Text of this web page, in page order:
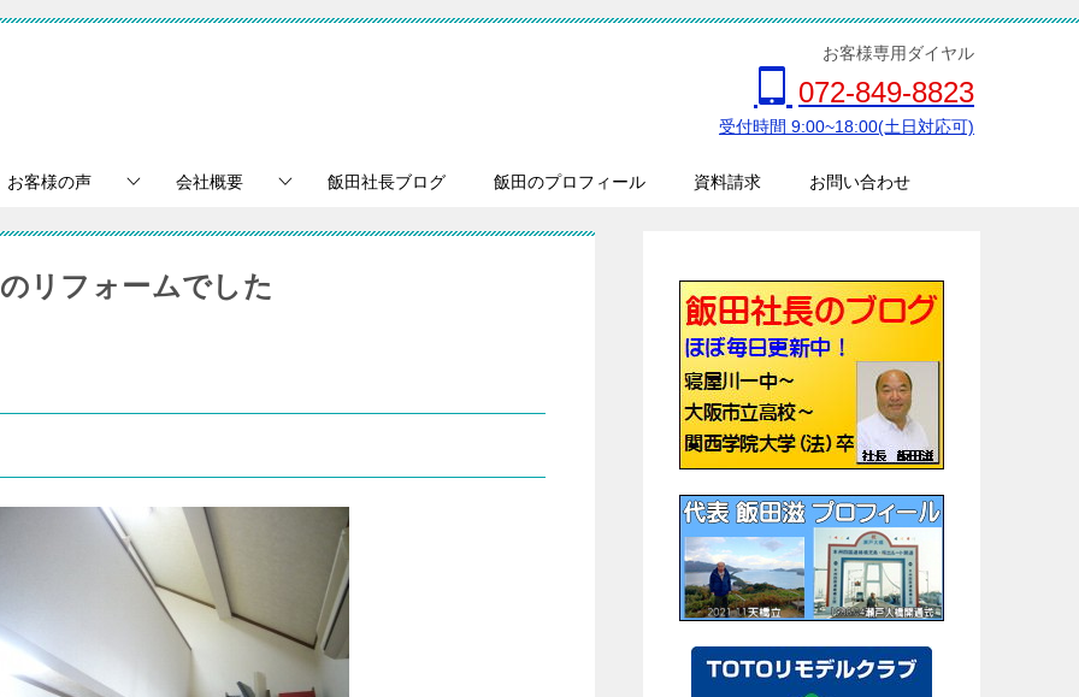
お客様専用ダイヤル
072-849-8823
受付時間 9:00~18:00(土日対応可)
お客様の声 会社概要 飯田社長ブログ 飯田のプロフィール 資料請求 お問い合わせ
のリフォームでした